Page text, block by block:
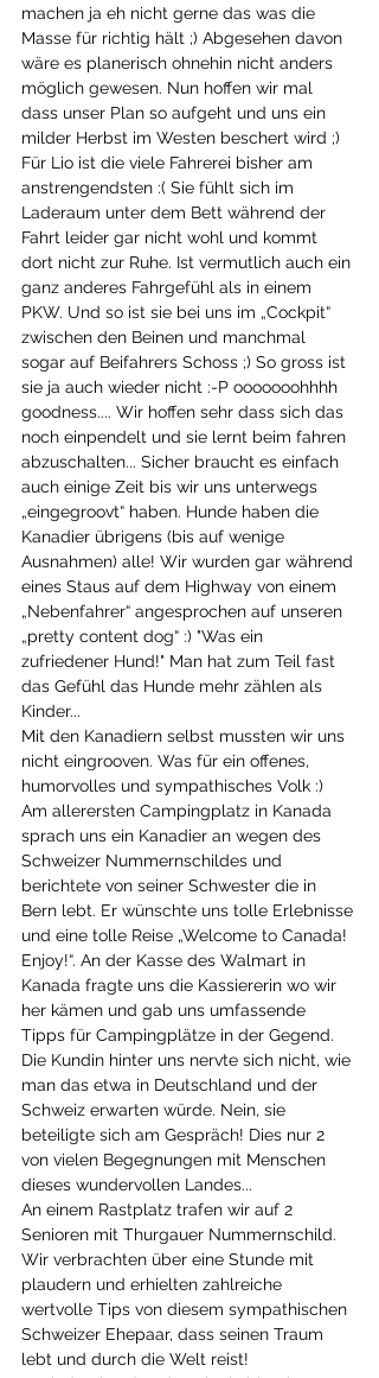
machen ja eh nicht gerne das was die
Masse für richtig hält ;) Abgesehen davon
wäre es planerisch ohnehin nicht anders
möglich gewesen. Nun hoffen wir mal
dass unser Plan so aufgeht und uns ein
milder Herbst im Westen beschert wird ;)
Für Lio ist die viele Fahrerei bisher am
anstrengendsten :( Sie fühlt sich im
Laderaum unter dem Bett während der
Fahrt leider gar nicht wohl und kommt
dort nicht zur Ruhe. Ist vermutlich auch ein
ganz anderes Fahrgefühl als in einem
PKW. Und so ist sie bei uns im „Cockpit“
zwischen den Beinen und manchmal
sogar auf Beifahrers Schoss ;) So gross ist
sie ja auch wieder nicht :-P ooooooohhhh
goodness.... Wir hoffen sehr dass sich das
noch einpendelt und sie lernt beim fahren
abzuschalten... Sicher braucht es einfach
auch einige Zeit bis wir uns unterwegs
„eingegroovt“ haben. Hunde haben die
Kanadier übrigens (bis auf wenige
Ausnahmen) alle! Wir wurden gar während
eines Staus auf dem Highway von einem
„Nebenfahrer“ angesprochen auf unseren
„pretty content dog“ :) "Was ein
zufriedener Hund!" Man hat zum Teil fast
das Gefühl das Hunde mehr zählen als
Kinder...
Mit den Kanadiern selbst mussten wir uns
nicht eingrooven. Was für ein offenes,
humorvolles und sympathisches Volk :)
Am allerersten Campingplatz in Kanada
sprach uns ein Kanadier an wegen des
Schweizer Nummernschildes und
berichtete von seiner Schwester die in
Bern lebt. Er wünschte uns tolle Erlebnisse
und eine tolle Reise „Welcome to Canada!
Enjoy!“. An der Kasse des Walmart in
Kanada fragte uns die Kassiererin wo wir
her kämen und gab uns umfassende
Tipps für Campingplätze in der Gegend.
Die Kundin hinter uns nervte sich nicht, wie
man das etwa in Deutschland und der
Schweiz erwarten würde. Nein, sie
beteiligte sich am Gespräch! Dies nur 2
von vielen Begegnungen mit Menschen
dieses wundervollen Landes...
An einem Rastplatz trafen wir auf 2
Senioren mit Thurgauer Nummernschild.
Wir verbrachten über eine Stunde mit
plaudern und erhielten zahlreiche
wertvolle Tips von diesem sympathischen
Schweizer Ehepaar, dass seinen Traum
lebt und durch die Welt reist!